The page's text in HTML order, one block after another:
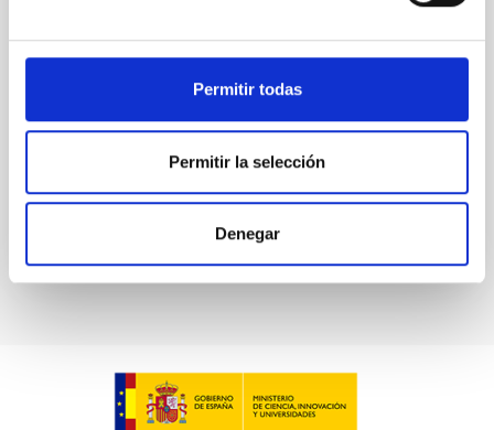
Permitir todas
Permitir la selección
Denegar
al convenio de colaboración de fecha 23 de enero de
el desarrollo del “Programa Internacional
Fecha en vigor 29/07/2015-31/12/2016